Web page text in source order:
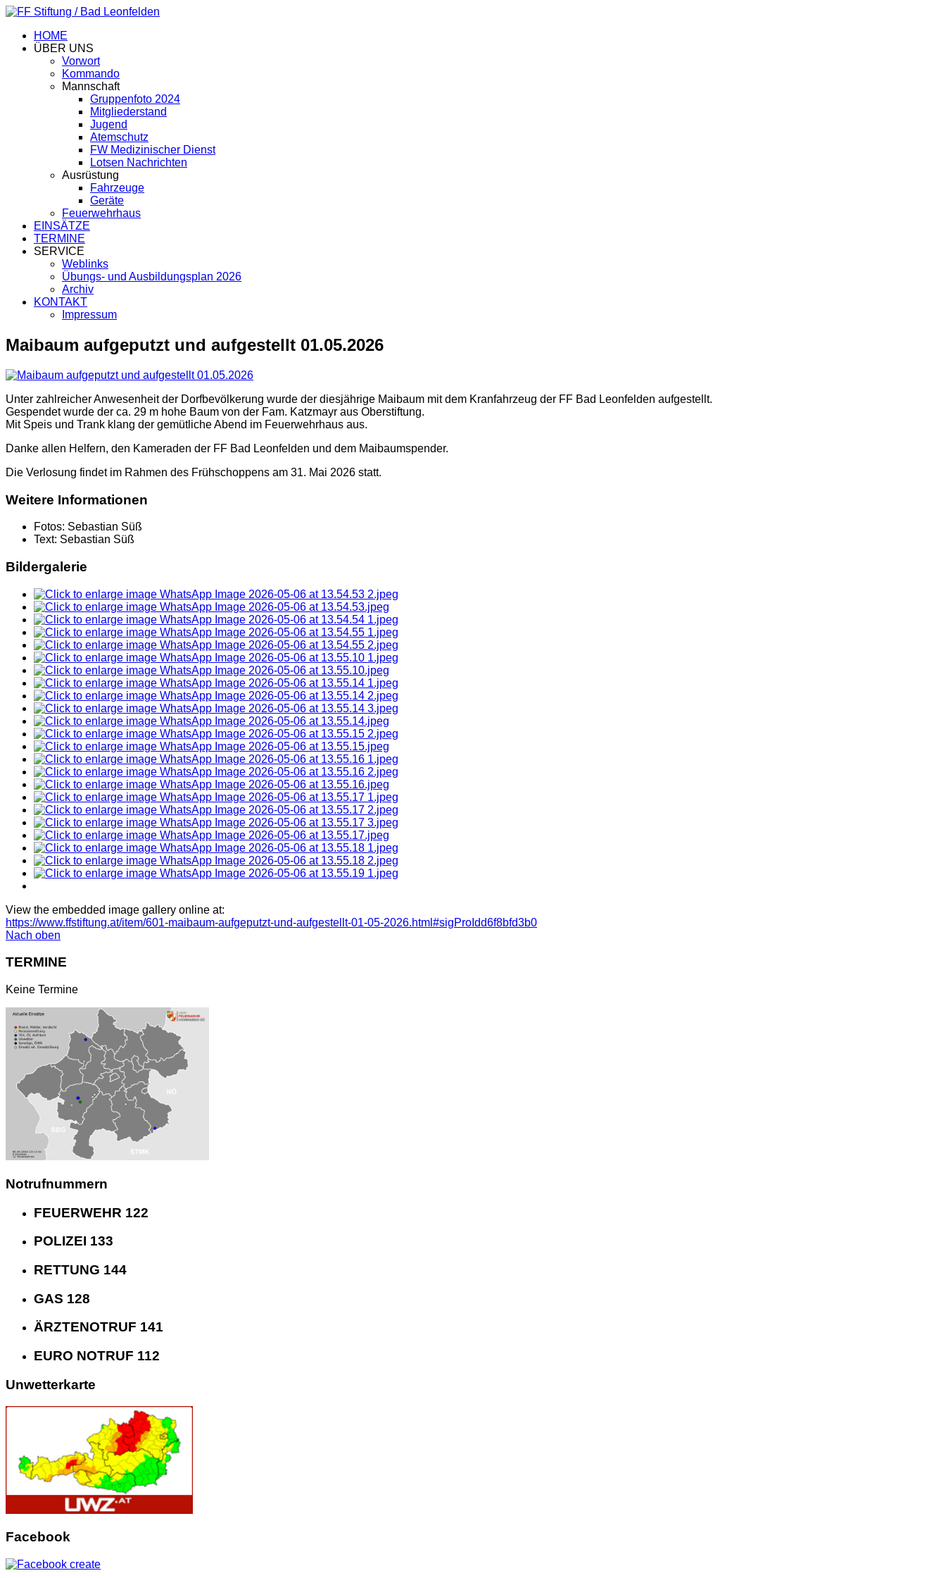
HOME
ÜBER UNS
Vorwort
Kommando
Mannschaft
Gruppenfoto 2024
Mitgliederstand
Jugend
Atemschutz
FW Medizinischer Dienst
Lotsen Nachrichten
Ausrüstung
Fahrzeuge
Geräte
Feuerwehrhaus
EINSÄTZE
TERMINE
SERVICE
Weblinks
Übungs- und Ausbildungsplan 2026
Archiv
KONTAKT
Impressum
Maibaum aufgeputzt und aufgestellt 01.05.2026
Unter zahlreicher Anwesenheit der Dorfbevölkerung wurde der diesjährige Maibaum mit dem Kranfahrzeug der FF Bad Leonfelden aufgestellt.
Gespendet wurde der ca. 29 m hohe Baum von der Fam. Katzmayr aus Oberstiftung.
Mit Speis und Trank klang der gemütliche Abend im Feuerwehrhaus aus.
Danke allen Helfern, den Kameraden der FF Bad Leonfelden und dem Maibaumspender.
Die Verlosung findet im Rahmen des Frühschoppens am 31. Mai 2026 statt.
Weitere Informationen
Fotos: Sebastian Süß
Text: Sebastian Süß
Bildergalerie
View the embedded image gallery online at:
https://www.ffstiftung.at/item/601-maibaum-aufgeputzt-und-aufgestellt-01-05-2026.html#sigProIdd6f8bfd3b0
Nach oben
TERMINE
Keine Termine
Notrufnummern
FEUERWEHR 122
POLIZEI 133
RETTUNG 144
GAS 128
ÄRZTENOTRUF 141
EURO NOTRUF 112
Unwetterkarte
Facebook